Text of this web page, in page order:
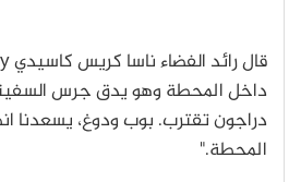
داخل المحطة وهو يدق جرس
دراجون تقترب. بوب ودوغ، يسعدنا
المحطة."